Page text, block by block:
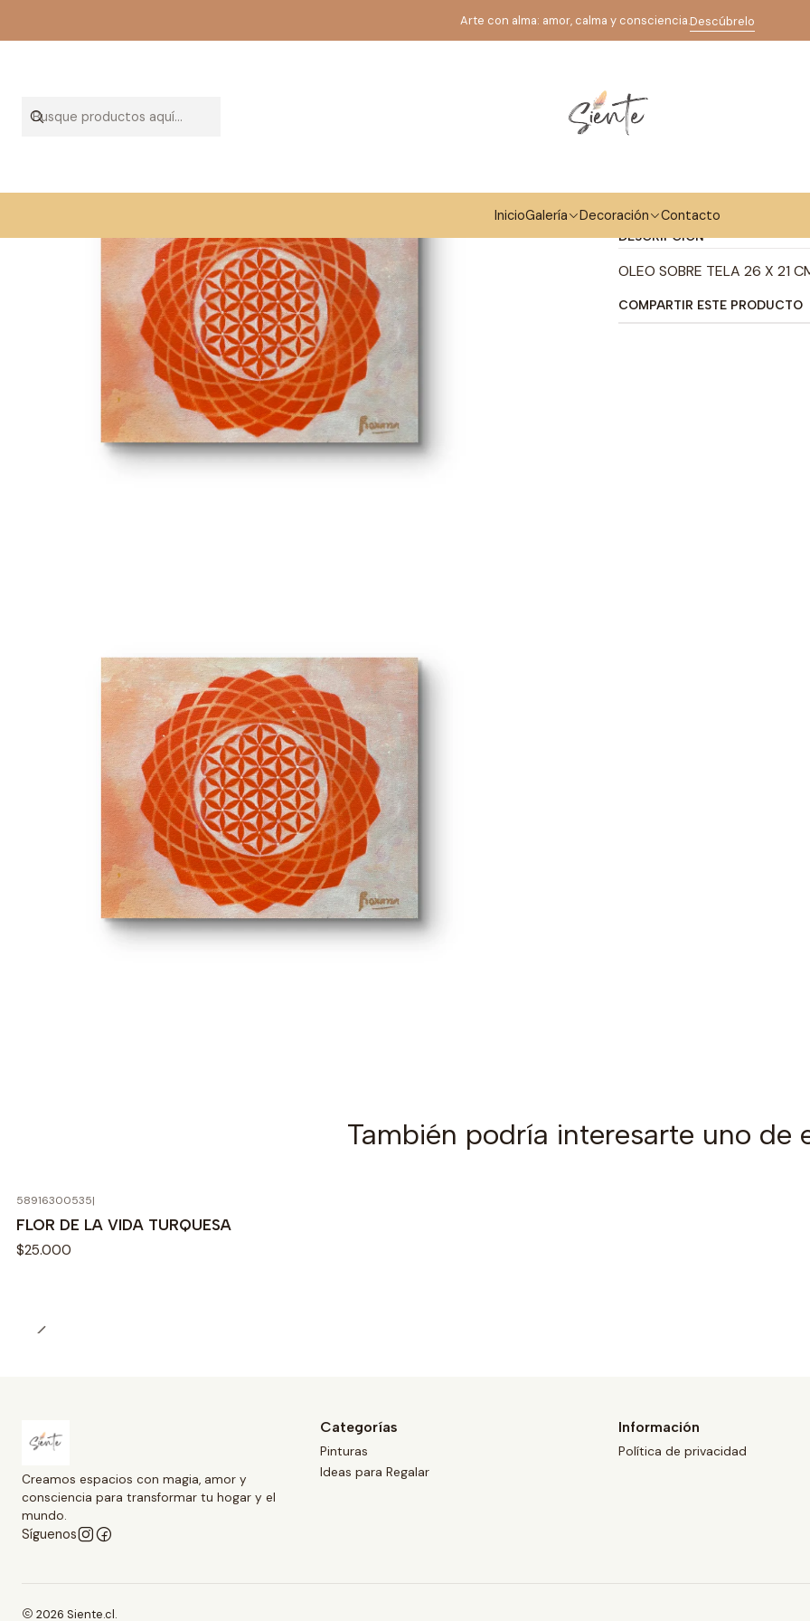
InicioGalería Decoración Contacto
Arte con alma: amor, calma y consciencia.Descúbrelo
Inicio Galería Arte Espiritual FLOR DE LA VIDA ORANGE
FLOR DE LA
Mostrar stock de
DESCRIPCIÓN
OLEO SOBRE TELA 26 X 21
COMPARTIR ESTE PRODUCTO
También podría interesarte uno de
58916300535|
FLOR DE LA VIDA TURQUESA
$25.000
Creamos espacios con magia, amor y
consciencia para transformar tu hogar y el
mundo.
Síguenos
Categorías
Pinturas
Ideas para Regalar
Información
Política de privacidad
2026 Siente.cl.